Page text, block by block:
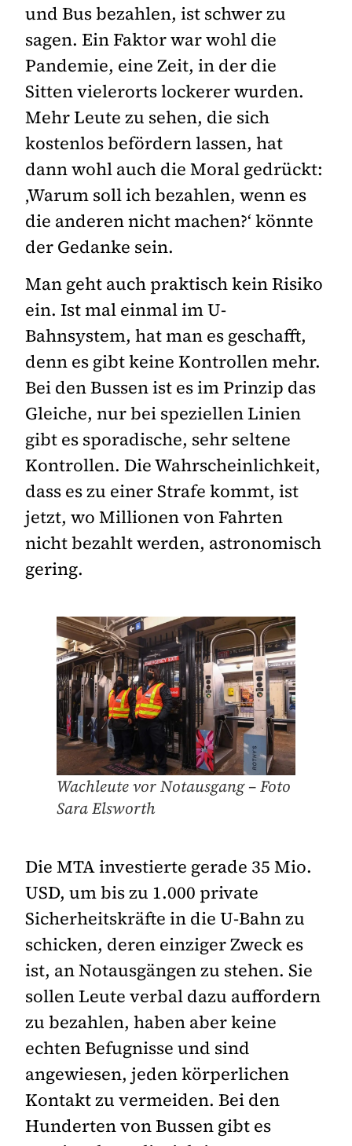
und Bus bezahlen, ist schwer zu
sagen. Ein Faktor war wohl die
Pandemie, eine Zeit, in der die
Sitten vielerorts lockerer wurden.
Mehr Leute zu sehen, die sich
kostenlos befördern lassen, hat
dann wohl auch die Moral gedrückt:
‚Warum soll ich bezahlen, wenn es
die anderen nicht machen?‘ könnte
der Gedanke sein.
Man geht auch praktisch kein Risiko
ein. Ist mal einmal im U-
Bahnsystem, hat man es geschafft,
denn es gibt keine Kontrollen mehr.
Bei den Bussen ist es im Prinzip das
Gleiche, nur bei speziellen Linien
gibt es sporadische, sehr seltene
Kontrollen. Die Wahrscheinlichkeit,
dass es zu einer Strafe kommt, ist
jetzt, wo Millionen von Fahrten
nicht bezahlt werden, astronomisch
gering.
Wachleute vor Notausgang – Foto
Sara Elsworth
Die MTA investierte gerade 35 Mio.
USD, um bis zu 1.000 private
Sicherheitskräfte in die U-Bahn zu
schicken, deren einziger Zweck es
ist, an Notausgängen zu stehen. Sie
sollen Leute verbal dazu auffordern
zu bezahlen, haben aber keine
echten Befugnisse und sind
angewiesen, jeden körperlichen
Kontakt zu vermeiden. Bei den
Hunderten von Bussen gibt es